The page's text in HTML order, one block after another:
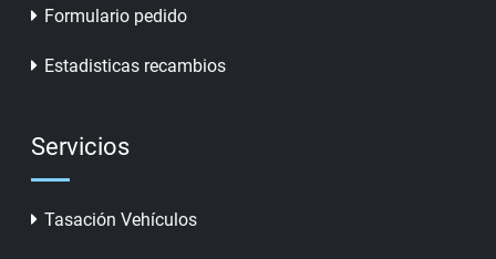
Formulario pedido
Estadisticas recambios
Servicios
Tasación Vehículos